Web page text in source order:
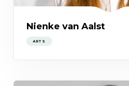
Nienke van Aalst
ARTS